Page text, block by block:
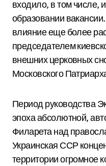
входило, в том числе,
образовании вакансии.
влияние еще более
председателем
внешних церковных
Московского
Период руководства
эпоха абсолютной,
Филарета над
Украинская ССР
территории огромное